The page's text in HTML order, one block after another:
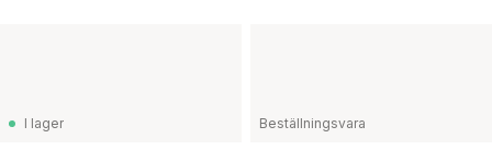
I lager Beställningsvara